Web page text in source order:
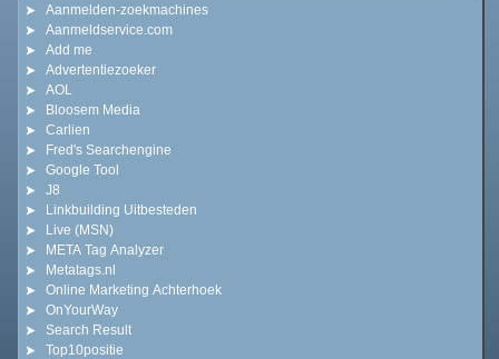
Aanmelden-zoekmachines
Aanmeldservice.com
Add me
Advertentiezoeker
AOL
Bloosem Media
Carlien
Fred's Searchengine
Google Tool
J8
Linkbuilding Uitbesteden
Live (MSN)
META Tag Analyzer
Metatags.nl
Online Marketing Achterhoek
OnYourWay
Search Result
Top10positie